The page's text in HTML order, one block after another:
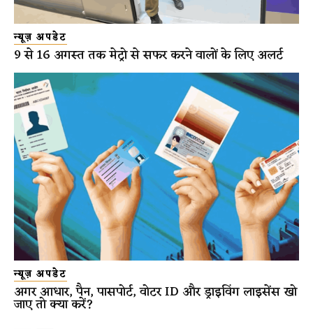
न्यूज़ अपडेट
9 से 16 अगस्त तक मेट्रो से सफर करने वालों के लिए अलर्ट
न्यूज़ अपडेट
अगर आधार, पैन, पासपोर्ट, वोटर ID और ड्राइविंग लाइसेंस खो
जाए तो क्या करें?